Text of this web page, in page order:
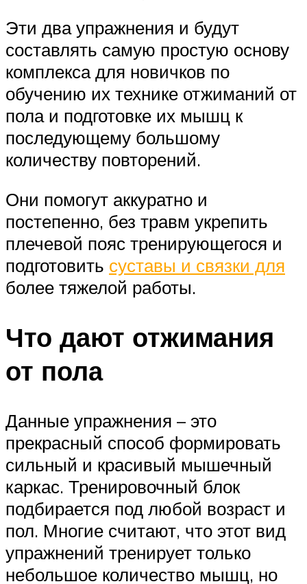
Эти два упражнения и будут
составлять самую простую основу
комплекса для новичков по
обучению их технике отжиманий от
пола и подготовке их мышц к
последующему большому
количеству повторений.
Они помогут аккуратно и
постепенно, без травм укрепить
плечевой пояс тренирующегося и
подготовить суставы и связки для
более тяжелой работы.
Что дают отжимания
от пола
Данные упражнения – это
прекрасный способ формировать
сильный и красивый мышечный
каркас. Тренировочный блок
подбирается под любой возраст и
пол. Многие считают, что этот вид
упражнений тренирует только
небольшое количество мышц, но